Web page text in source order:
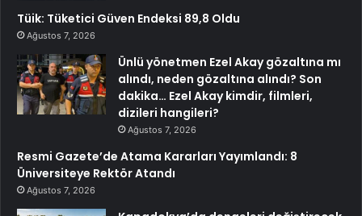
Tüik: Tüketici Güven Endeksi 89,8 Oldu
Ağustos 7, 2026
Ünlü yönetmen Ezel Akay gözaltına mı
alındı, neden gözaltına alındı? Son
dakika… Ezel Akay kimdir, filmleri,
dizileri hangileri?
Ağustos 7, 2026
Resmi Gazete’de Atama Kararları Yayımlandı: 8
Üniversiteye Rektör Atandı
Ağustos 7, 2026